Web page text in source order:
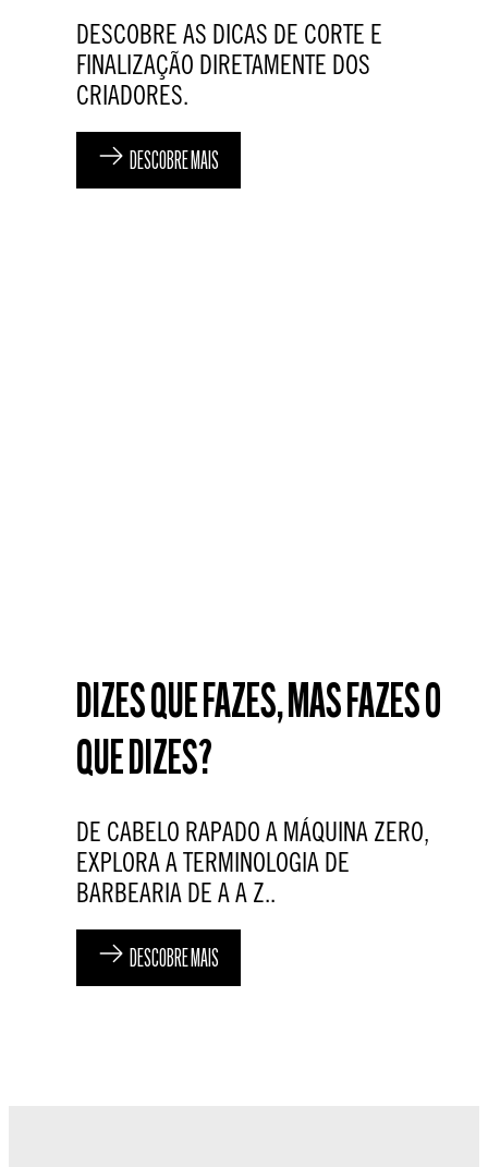
DESCOBRE AS DICAS DE CORTE E
FINALIZAÇÃO DIRETAMENTE DOS
CRIADORES.
DESCOBRE MAIS
DIZES QUE FAZES, MAS FAZES O
QUE DIZES?
DE CABELO RAPADO A MÁQUINA ZERO,
EXPLORA A TERMINOLOGIA DE
BARBEARIA DE A A Z..
DESCOBRE MAIS